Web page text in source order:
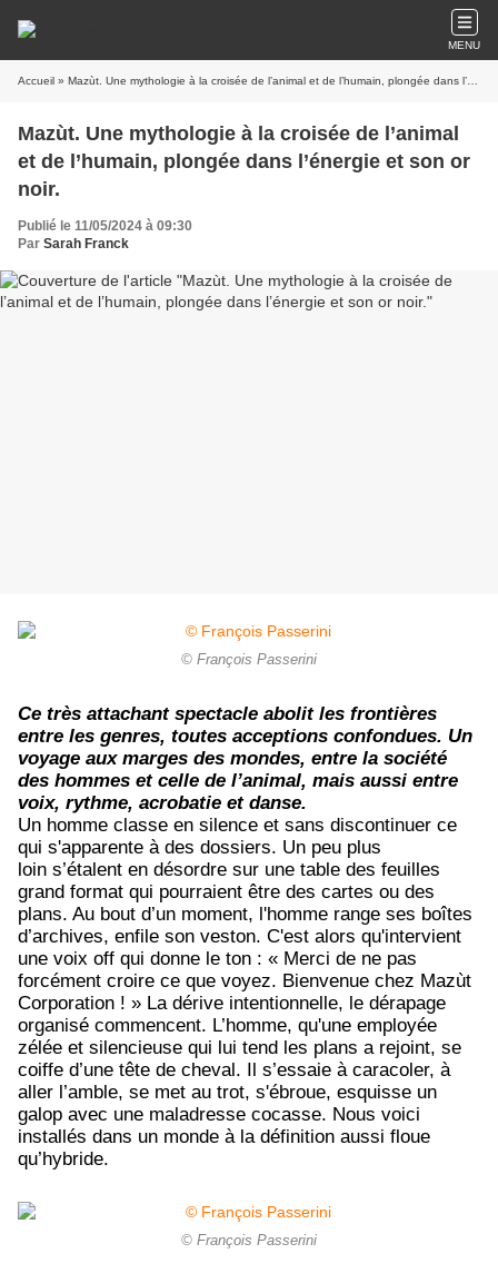
MENU
Accueil » Mazùt. Une mythologie à la croisée de l’animal et de l’humain, plongée dans l’énergie et son or noir.
Mazùt. Une mythologie à la croisée de l’animal
et de l’humain, plongée dans l’énergie et son or
noir.
Publié le 11/05/2024 à 09:30
Par Sarah Franck
© François Passerini
Ce très attachant spectacle abolit les frontières
entre les genres, toutes acceptions confondues. Un
voyage aux marges des mondes, entre la société
des hommes et celle de l’animal, mais aussi entre
voix, rythme, acrobatie et danse.
Un homme classe en silence et sans discontinuer ce
qui s'apparente à des dossiers. Un peu plus
loin s’étalent en désordre sur une table des feuilles
grand format qui pourraient être des cartes ou des
plans. Au bout d’un moment, l'homme range ses boîtes
d’archives, enfile son veston. C'est alors qu'intervient
une voix off qui donne le ton : « Merci de ne pas
forcément croire ce que voyez. Bienvenue chez Mazùt
Corporation ! » La dérive intentionnelle, le dérapage
organisé commencent. L’homme, qu'une employée
zélée et silencieuse qui lui tend les plans a rejoint, se
coiffe d’une tête de cheval. Il s’essaie à caracoler, à
aller l’amble, se met au trot, s'ébroue, esquisse un
galop avec une maladresse cocasse. Nous voici
installés dans un monde à la définition aussi floue
qu’hybride.
© François Passerini